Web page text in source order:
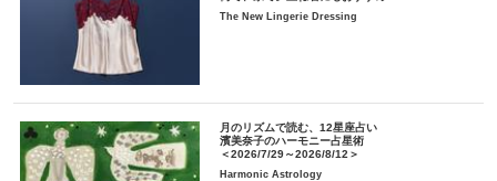
The New Lingerie Dressing
月のリズムで読む、12星座占い
濱美奈子のハーモニー占星術
＜2026/7/29～2026/8/12＞
Harmonic Astrology